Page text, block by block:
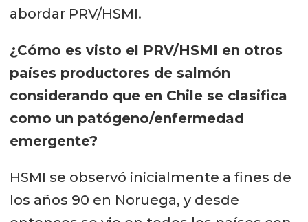
abordar PRV/HSMI.
¿Cómo es visto el PRV/HSMI en otros
países productores de salmón
considerando que en Chile se clasifica
como un patógeno/enfermedad
emergente?
HSMI se observó inicialmente a fines de
los años 90 en Noruega, y desde